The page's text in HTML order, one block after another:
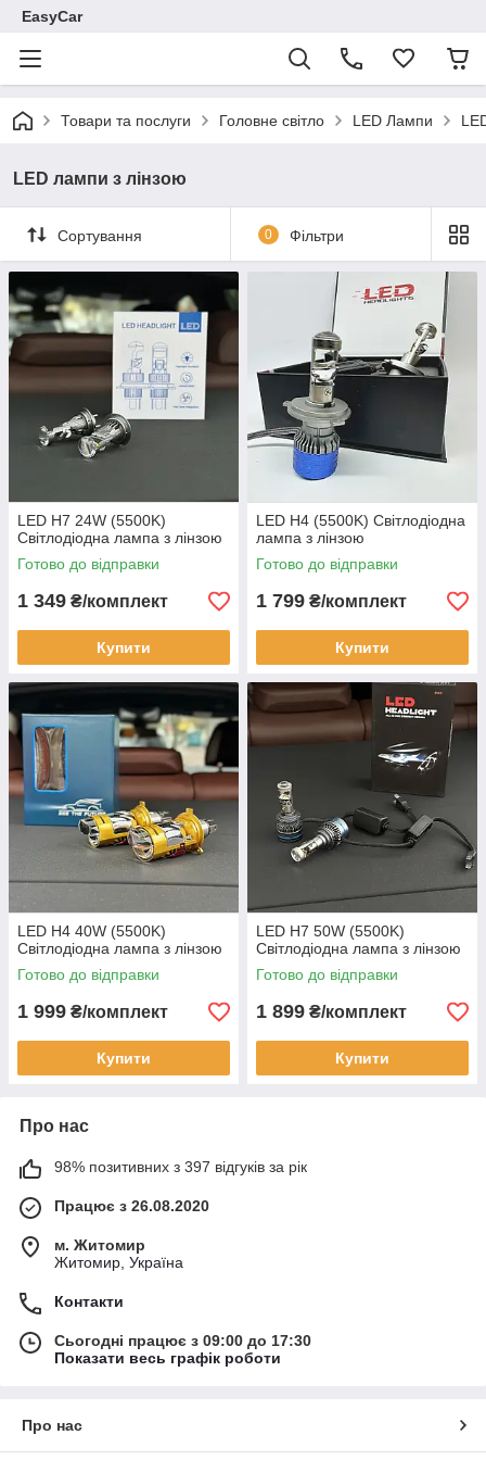
EasyCar
Товари та послуги Головне світло LED Лампи
LED лампи з лінзою
Сортування 0 Фільтри
LED H7 24W (5500K)
Світлодіодна лампа з лінзою
Готово до відправки
1 349 ₴/комплект
Купити
LED H4 (5500K) Світлодіодна
лампа з лінзою
Готово до відправки
1 799 ₴/комплект
Купити
LED H4 40W (5500K)
Світлодіодна лампа з лінзою
Готово до відправки
1 999 ₴/комплект
Купити
LED H7 50W (5500K)
Світлодіодна лампа з лінзою
Готово до відправки
1 899 ₴/комплект
Купити
Про нас
98% позитивних з 397 відгуків за рік
Працює з 26.08.2020
м. Житомир
Житомир, Україна
Контакти
Сьогодні працює з 09:00 до 17:30
Показати весь графік роботи
Про нас